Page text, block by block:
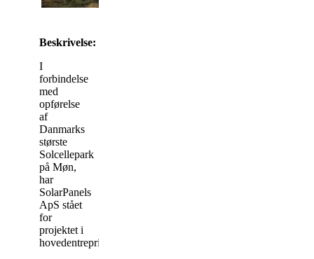
Beskrivelse:
I
forbindelse
med
opførelse
af
Danmarks
største
Solcellepark
på Møn,
har
SolarPanels
ApS stået
for
projektet i
hovedentreprise.